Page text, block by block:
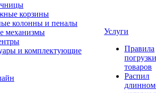
корзины
колонны и пеналы
механизмы
и комплектующие
Услуги
Правила
погрузки
товаров
Распил